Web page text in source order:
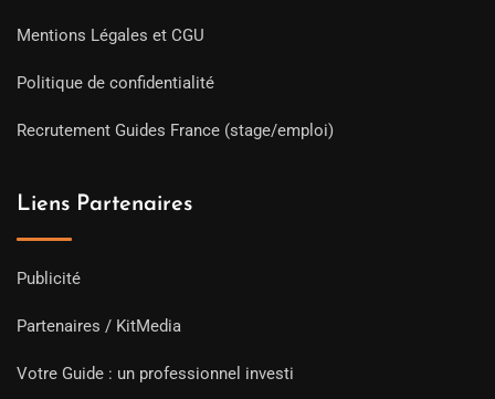
Mentions Légales et CGU
Politique de confidentialité
Recrutement Guides France (stage/emploi)
Liens Partenaires
Publicité
Partenaires / KitMedia
Votre Guide : un professionnel investi